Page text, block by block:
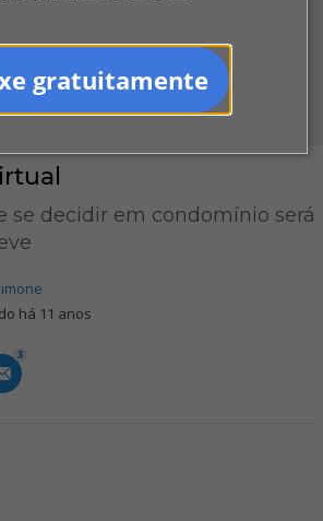
gratuitamente
Lauro
se decidir em condomínio será
há 11 anos
3